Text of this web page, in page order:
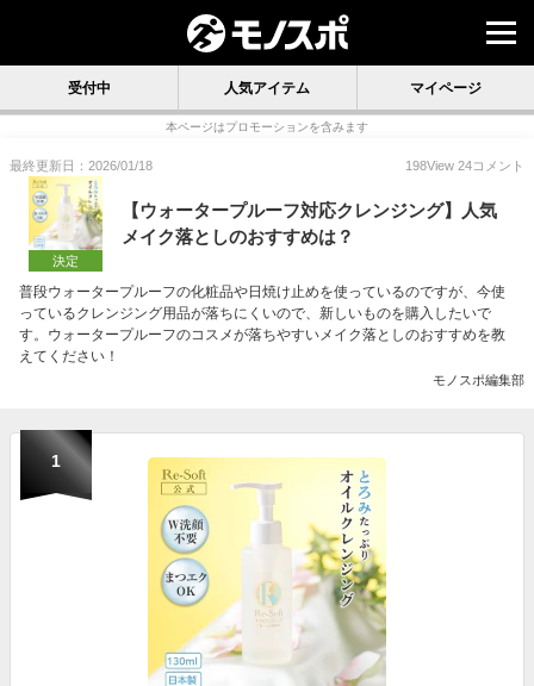
受付中 人気アイテム マイページ
本ページはプロモーションを含みます
最終更新日：2026/01/18 198View 24コメント
決定
【ウォータープルーフ対応クレンジング】人気
メイク落としのおすすめは？
普段ウォータープルーフの化粧品や日焼け止めを使っているのですが、今使
っているクレンジング用品が落ちにくいので、新しいものを購入したいで
す。ウォータープルーフのコスメが落ちやすいメイク落としのおすすめを教
えてください！
モノスポ編集部
1